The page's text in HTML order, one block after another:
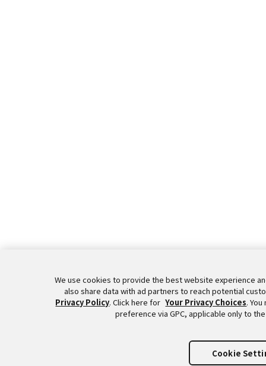
We use cookies to provide the best website experience
also share data with ad partners to reach potential
Privacy Policy. Click here for Your Privacy Choices.
preference via GPC, applicable only to
Cookie